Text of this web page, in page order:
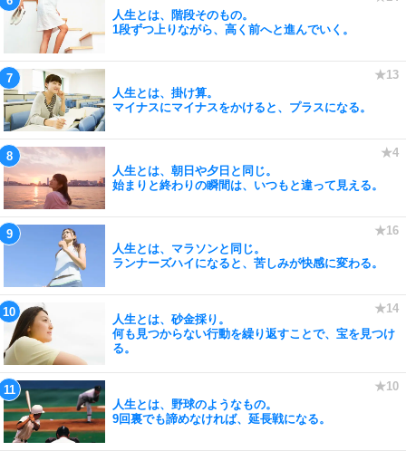
人生とは、階段そのもの。
1段ずつ上りながら、高く前へと進んでいく。
人生とは、掛け算。
マイナスにマイナスをかけると、プラスになる。
人生とは、朝日や夕日と同じ。
始まりと終わりの瞬間は、いつもと違って見える。
人生とは、マラソンと同じ。
ランナーズハイになると、苦しみが快感に変わる。
人生とは、砂金採り。
何も見つからない行動を繰り返すことで、宝を見つけ
る。
人生とは、野球のようなもの。
9回裏でも諦めなければ、延長戦になる。